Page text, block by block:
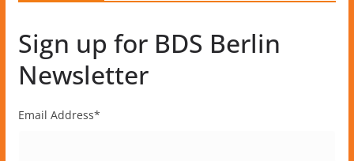
Sign up for BDS Berlin
Newsletter
Email Address*